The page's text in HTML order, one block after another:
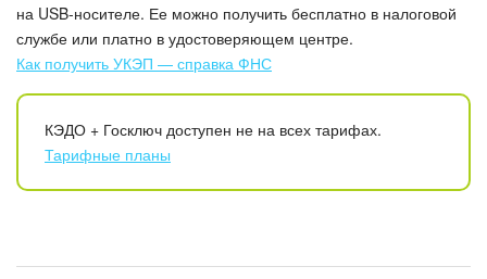
Приложение Битрикс24
Общие вопросы
Битрикс24 в коробке
Изменения в статьях (архив)
ПОЛУЧИТЬ БЕСПЛАТНО
на USB-носителе. Ее можно получить бесплатно в налоговой
службе или платно в удостоверяющем центре.
Как получить УКЭП — справка ФНС
КЭДО + Госключ доступен не на всех тарифах.
Тарифные планы